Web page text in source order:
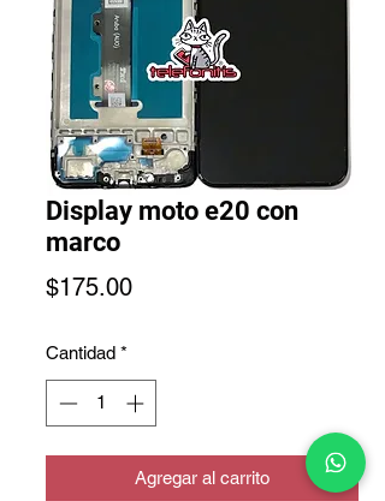
Display moto e20 con
marco
$175.00Precio
Cantidad *
Agregar al carrito